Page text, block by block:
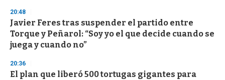
s
e
c
o
n
d
20:48
Javier Feres tras suspender el partido entre
Torque y Peñarol: “Soy yo el que decide cuando se
juega y cuando no”
20:36
El plan que liberó 500 tortugas gigantes para